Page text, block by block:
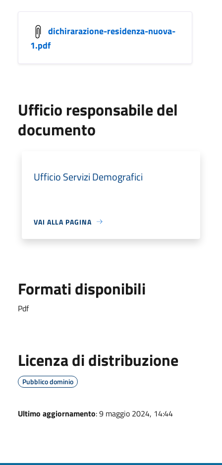
dichirarazione-residenza-nuova-
1.pdf
Ufficio responsabile del
documento
Ufficio Servizi Demografici
VAI ALLA PAGINA
Formati disponibili
Pdf
Licenza di distribuzione
Pubblico dominio
Ultimo aggiornamento: 9 maggio 2024, 14:44